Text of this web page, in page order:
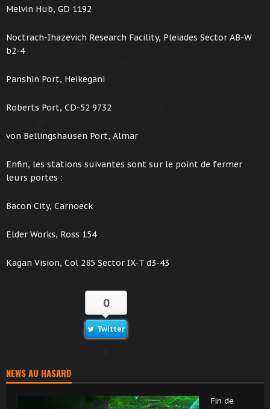
Melvin Hub, GD 1192
Noctrach-Ihazevich Research Facility, Pleiades Sector AB-W
b2-4
Panshin Port, Heikegani
Roberts Port, CD-52 9732
von Bellingshausen Port, Almar
Enfin, les stations suivantes sont sur le point de fermer
leurs portes :
Bacon City, Carnoeck
Elder Works, Ross 154
Kagan Vision, Col 285 Sector IX-T d3-43
0
Twitter
NEWS AU HASARD
Fin de